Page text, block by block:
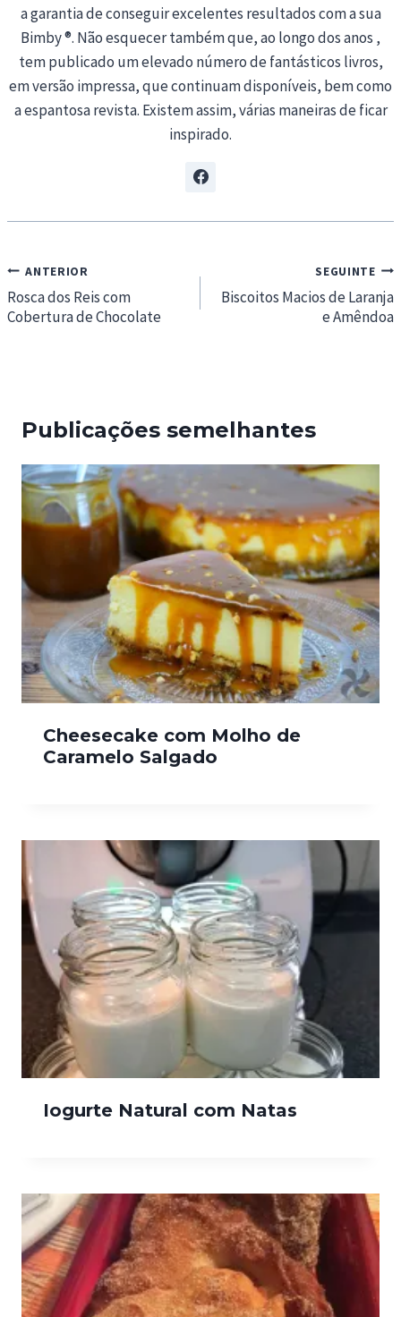
a garantia de conseguir excelentes resultados com a sua
Bimby ®. Não esquecer também que, ao longo dos anos ,
tem publicado um elevado número de fantásticos livros,
em versão impressa, que continuam disponíveis, bem como
a espantosa revista. Existem assim, várias maneiras de ficar
inspirado.
Navegação
de
artigos
ANTERIOR
Rosca dos Reis com
Cobertura de Chocolate
SEGUINTE
Biscoitos Macios de Laranja
e Amêndoa
Publicações semelhantes
Cheesecake com Molho de
Caramelo Salgado
Iogurte Natural com Natas